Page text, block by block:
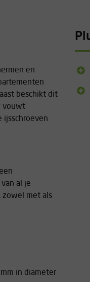
en
beschikt dit
vouwt
ijsschroeven
al je
zowel met als
in diameter